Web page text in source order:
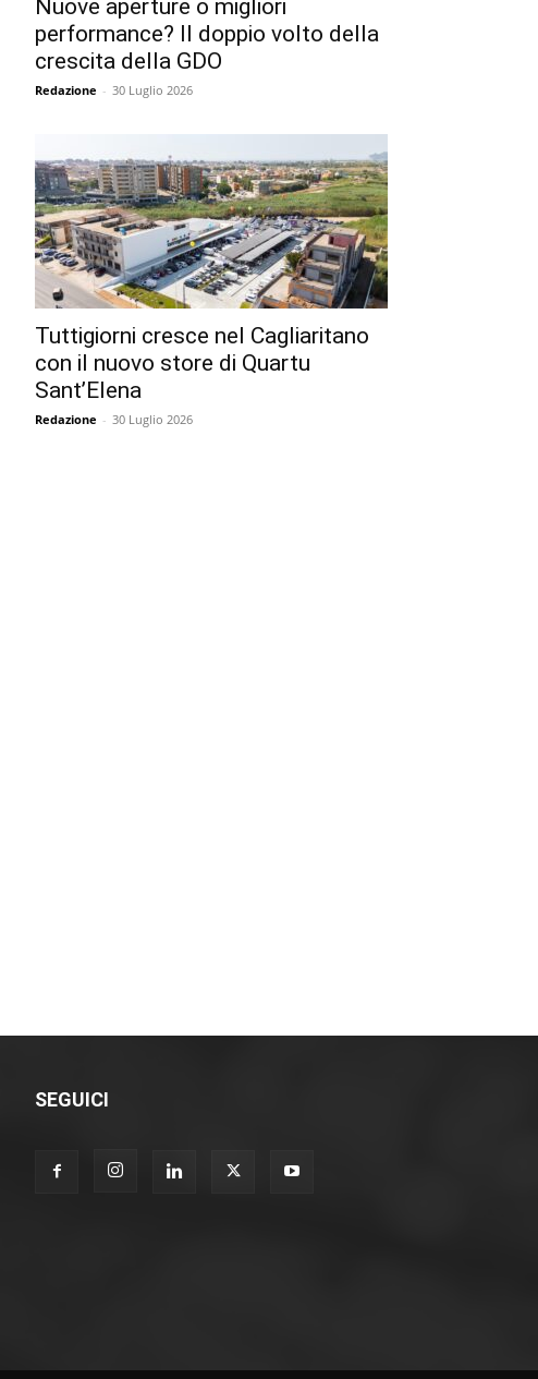
Nuove aperture o migliori
performance? Il doppio volto della
crescita della GDO
Redazione - 30 Luglio 2026
Tuttigiorni cresce nel Cagliaritano
con il nuovo store di Quartu
Sant’Elena
Redazione - 30 Luglio 2026
SEGUICI